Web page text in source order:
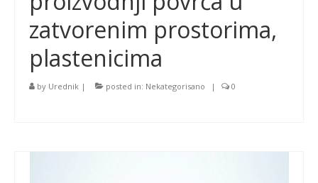
zatvorenim prostorima,
plastenicima
by Urednik | posted in: Nekategorisano | 0